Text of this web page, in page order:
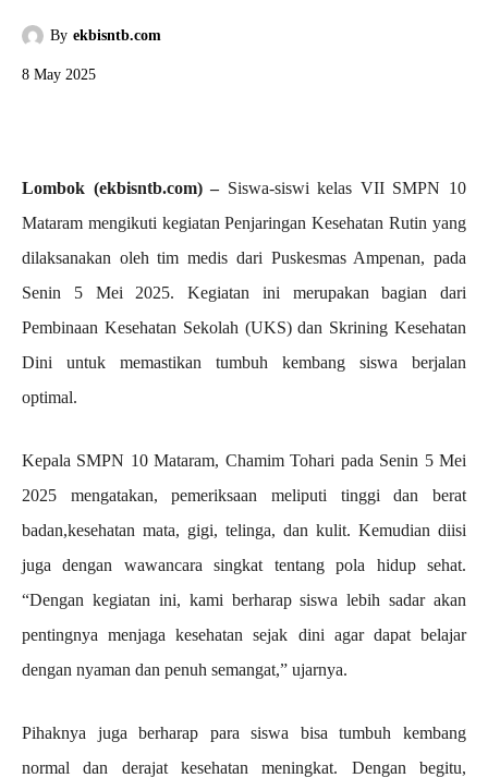
By ekbisntb.com
8 May 2025
Lombok (ekbisntb.com) – Siswa-siswi kelas VII SMPN 10
Mataram mengikuti kegiatan Penjaringan Kesehatan Rutin yang
dilaksanakan oleh tim medis dari Puskesmas Ampenan, pada
Senin 5 Mei 2025. Kegiatan ini merupakan bagian dari
Pembinaan Kesehatan Sekolah (UKS) dan Skrining Kesehatan
Dini untuk memastikan tumbuh kembang siswa berjalan
optimal.
Kepala SMPN 10 Mataram, Chamim Tohari pada Senin 5 Mei
2025 mengatakan, pemeriksaan meliputi tinggi dan berat
badan,kesehatan mata, gigi, telinga, dan kulit. Kemudian diisi
juga dengan wawancara singkat tentang pola hidup sehat.
“Dengan kegiatan ini, kami berharap siswa lebih sadar akan
pentingnya menjaga kesehatan sejak dini agar dapat belajar
dengan nyaman dan penuh semangat,” ujarnya.
Pihaknya juga berharap para siswa bisa tumbuh kembang
normal dan derajat kesehatan meningkat. Dengan begitu,